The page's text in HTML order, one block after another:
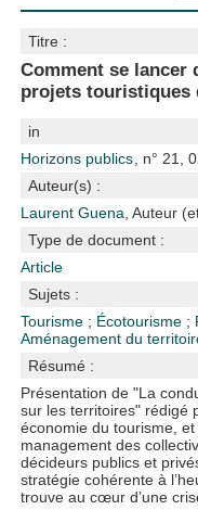
Titre :
Comment se lancer
projets touristiques
in
Horizons publics , n° 21,
Auteur(s) :
Laurent Guena , Auteur
Type de document :
Article
Sujets :
Tourisme ; Écotourisme ;
Aménagement du
Résumé :
Présentation de "La
sur les territoires" rédigé
économie du tourisme,
management des
décideurs publics et
stratégie cohérente à
trouve au cœur d’une